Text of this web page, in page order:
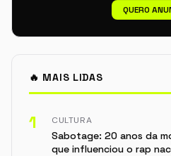
QUERO
🔥 MAIS LIDAS
1 CULTURA
Sabotage: 20 anos da
que influenciou o rap